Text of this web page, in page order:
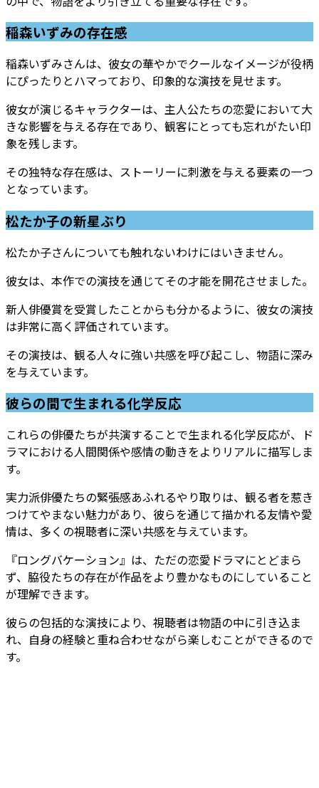
稲森いずみの存在感
稲森いずみさんは、彼女の華やかでクールなイメージが役柄
にぴったりとハマっており、印象的な演技を見せます。
彼女が演じるキャラクターは、主人公たちの恋愛において大
きな影響を与える存在であり、観客にとっても忘れがたい印
象を残します。
その独特な存在感は、ストーリーに刺激を与える要素の一つ
となっています。
松たか子の新星ぶり
松たか子さんについても触れないわけにはいきません。
彼女は、本作での演技を通じてその才能を開花させました。
新人俳優賞を受賞したことからも分かるように、彼女の演技
は非常に高く評価されています。
その演技は、観る人々に強い共感を呼び起こし、物語に深み
を与えています。
彼らの間で生まれる化学反応
これらの俳優たちが共演することで生まれる化学反応が、ド
ラマにおける人間関係や感情の動きをよりリアルに描写しま
す。
実力派俳優たちの緊張感あふれるやり取りは、観る者を惹き
つけてやまない魅力があり、彼らを通じて描かれる友情や愛
情は、多くの視聴者に深い共感を与えています。
『ロングバケーション』は、ただの恋愛ドラマにとどまら
ず、脇役たちの存在が作品をより豊かなものにしていること
が理解できます。
彼らの包括的な演技により、視聴者は物語の中に引き込ま
れ、自身の経験と重ね合わせながら楽しむことができるので
す。